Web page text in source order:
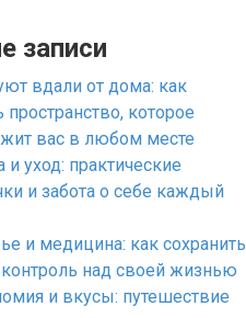
записи
вдали от дома: как
пространство, которое
вас в любом месте
и уход: практические
и забота о себе каждый
и медицина: как сохранить
над своей жизнью
и вкусы: путешествие